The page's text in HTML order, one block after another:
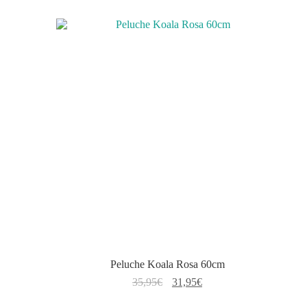
Peluche Koala Rosa 60cm
35,95€
El31,95€El